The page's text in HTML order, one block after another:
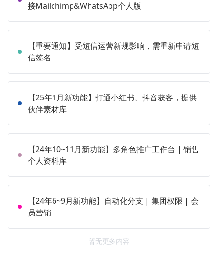
接Mailchimp&WhatsApp个人版
【重要通知】受短信运营新规影响，需重新申请短
信签名
【25年1月新功能】打通小红书、抖音获客，提供
伙伴素材库
【24年10~11月新功能】多角色推广工作台 | 销售
个人资料库
【24年6~9月新功能】自动化分支 | 集团权限 | 会
员营销
暂无更多内容